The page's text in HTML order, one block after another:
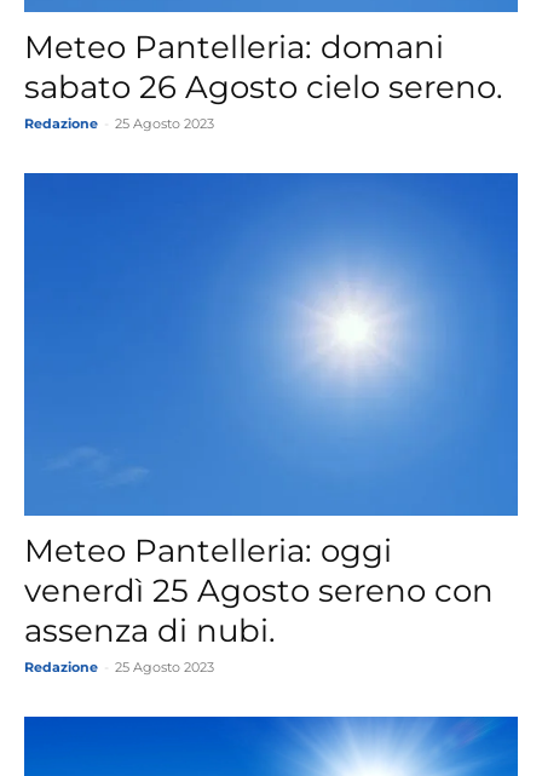
Meteo Pantelleria: domani
sabato 26 Agosto cielo sereno.
Redazione 25 Agosto 2023
Meteo Pantelleria: oggi
venerdì 25 Agosto sereno con
assenza di nubi.
Redazione 25 Agosto 2023